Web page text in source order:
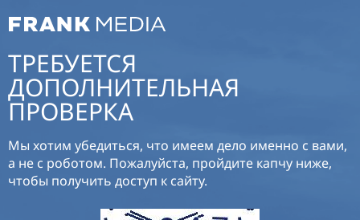
ТРЕБУЕТСЯ
ДОПОЛНИТЕЛЬНАЯ
ПРОВЕРКА
Мы хотим убедиться, что имеем дело именно с вами,
а не с роботом. Пожалуйста, пройдите капчу ниже,
чтобы получить доступ к сайту.